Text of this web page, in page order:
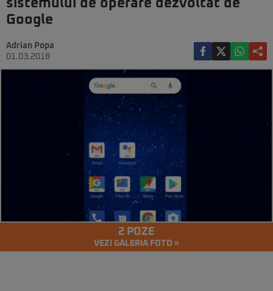
sistemului de operare dezvoltat de
Google
Adrian Popa
01.03.2018
2 POZE
VEZI GALERIA FOTO »